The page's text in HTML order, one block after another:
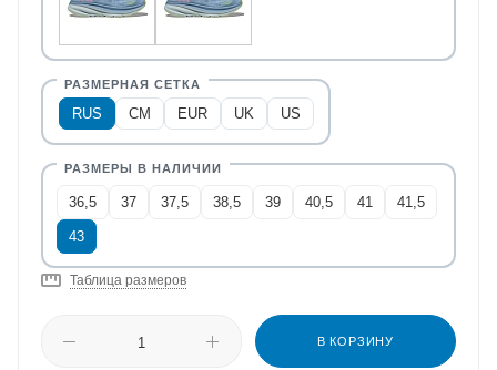
RUS CM EUR UK US
36,5 37 37,5 38,5 39 40,5 41 41,5
43
Таблица размеров
В КОРЗИНУ